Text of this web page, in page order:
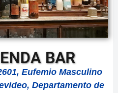
BAR
Eufemio Masculino
Departamento de